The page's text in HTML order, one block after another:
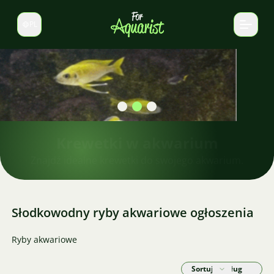
Zmień język
Słodkowodny ryby akwariowe ogłoszenia
Ryby akwariowe
Sortuj według